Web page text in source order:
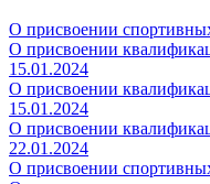
О присвоении
О присвоении
15.01.2024
О присвоении
15.01.2024
О присвоении
22.01.2024
О присвоении